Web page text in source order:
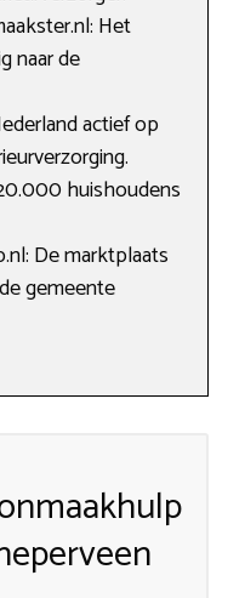
Het
naar de
actief op
huishoudens
De marktplaats
gemeente